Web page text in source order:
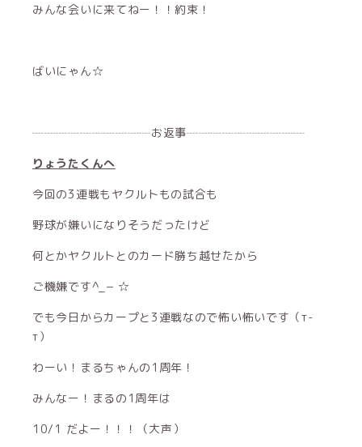
みんな会いに来てねー！！約束！
ばいにゃん‪☆
┈┈┈┈┈┈┈┈┈┈お返事┈┈┈┈┈┈┈┈┈┈
りょうたくんへ
今回の3連戦もヤクルトもの試合も
野球が嫌いになりそうだったけど
何とかヤクルトとのカード勝ち越せたから
ご機嫌です^_− ☆
でも今日からカープと3連戦なので怖い怖いです（т-
т）
わーい！まるちゃんの1周年！
みんなー！まるの1周年は
10/1 だよー！！！（大声）